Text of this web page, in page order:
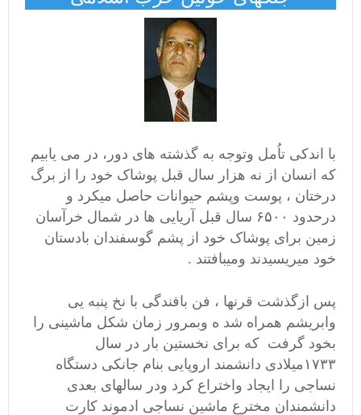
با اندکی تاُمل وتوجه به گذشته های دور، در می یابیم
که انسان از نه هزار سال قبل پوشاک خود را از برگ
درختان ، پوست وپشم حیوانات حاصل میکرد و
درحدود ۶۵۰۰ سال قبل آریایی ها در شمال خرآسان
زمین برای پوشاک خود از پشم گوسفندان بادستان
خود میریسیدند ومیبافتند .
پس ازگذشت قرنها ، فن بافندگی با نخ پنبه یی
وابریشم همراه شد ه وبمرور زمان شکل ماشینی را
بخود گرفت که برای نخستین بار در سال
۱۷۳۳میلادی دانشمند اروپایی بنام جانکی دستگاه
نساجی را ایجاد واختراع کرد ودر سالهای بعدی
دانشمندان مخترع ماشین نساجی ادموند کارت